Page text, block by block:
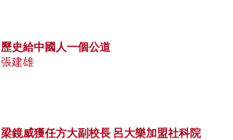
歷史給中國人一個公道
張建雄
梁鏡威獲任方大副校長 呂大樂加盟社科院